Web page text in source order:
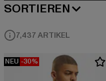
SORTIEREN
BELIEBTESTE
7,437 ARTIKEL
NEU -30%